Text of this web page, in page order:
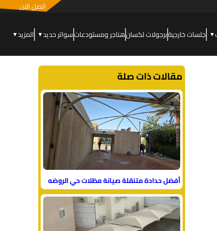
اتصل الان
▼ جلسات خارجيةبرجولات لكسانهناجر ومستودعاتسواتر حديد▼ المزيد▼
مقالات ذات صلة
أفضل حدادة متنقلة صيانة مظلات حي الروضه